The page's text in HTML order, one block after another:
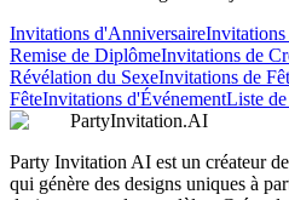
Invitations d'Anniversaire
Remise de DiplômeInvitations de
Révélation du SexeInvitations de
FêteInvitations d'ÉvénementListe
PartyInvitation.AI
Party Invitation AI est un créateur
qui génère des designs uniques à